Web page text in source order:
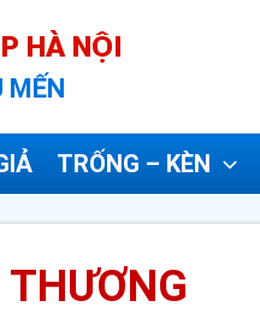
HÀ NỘI
MẾN
TRỐNG – KÈN